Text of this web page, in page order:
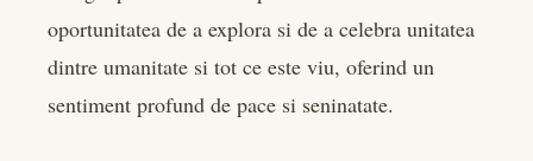
oportunitatea de a explora si de a celebra unitatea
dintre umanitate si tot ce este viu, oferind un
sentiment profund de pace si seninatate.